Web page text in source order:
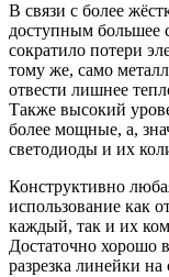
В связи с более
доступным большее
сократило потери
тому же, само
отвести лишнее
Также высокий
более мощные, а,
светодиоды и их
Конструктивно
использование как
каждый, так и их
Достаточно хорошо
разрезка линейки